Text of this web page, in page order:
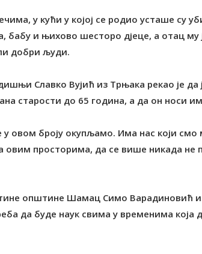
у кући у којој се родио усташе су
бабу и њихово шесторо дјеце, а отац
добри људи.
Славко Вујић из Tрњака рекао је да
старости до 65 година, а да он носи
у овом броју окупљамо. Има нас који
овим просторима, да се више никада
општине Шамац Симо Варадиновић
да буде наук свима у временима која